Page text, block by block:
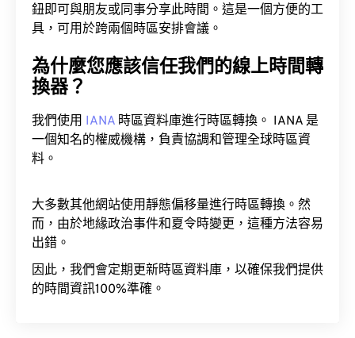
鈕即可與朋友或同事分享此時間。這是一個方便的工
具，可用於跨兩個時區安排會議。
為什麼您應該信任我們的線上時間轉
換器？
我們使用 IANA 時區資料庫進行時區轉換。 IANA 是
一個知名的權威機構，負責協調和管理全球時區資
料。
大多數其他網站使用靜態偏移量進行時區轉換。然
而，由於地緣政治事件和夏令時變更，這種方法容易
出錯。
因此，我們會定期更新時區資料庫，以確保我們提供
的時間資訊100%準確。